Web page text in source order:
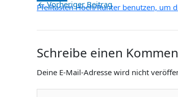
Pfeiltasten Hoch/Runter benutzen, um
←Vorheriger Beitrag
Schreibe einen
Deine E-Mail-Adresse wird nicht